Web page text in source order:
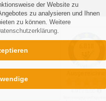
der Website zu
zu analysieren und Ihnen
zu können. Weitere